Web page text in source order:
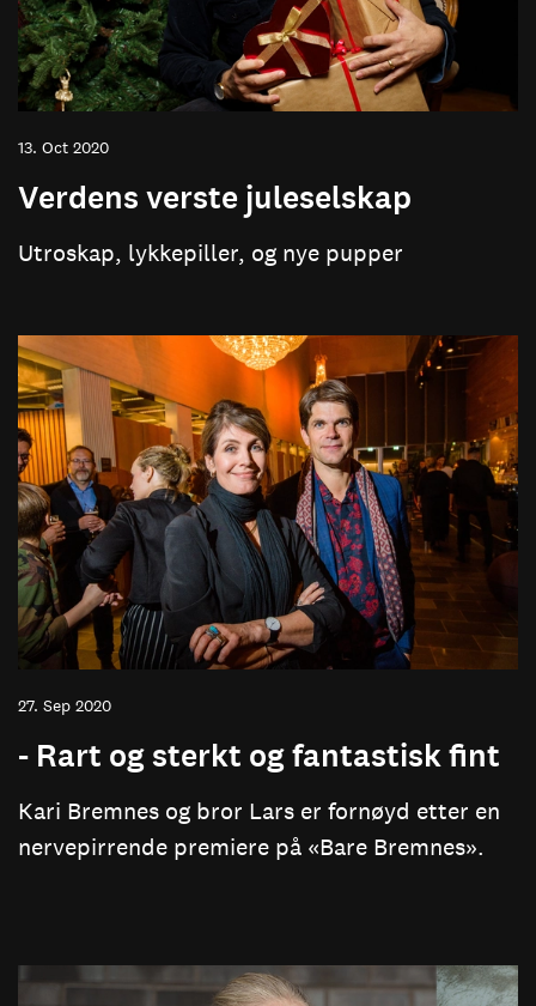
13. Oct 2020
Verdens verste juleselskap
Utroskap, lykkepiller, og nye pupper
27. Sep 2020
- Rart og sterkt og fantastisk fint
Kari Bremnes og bror Lars er fornøyd etter en
nervepirrende premiere på «Bare Bremnes».